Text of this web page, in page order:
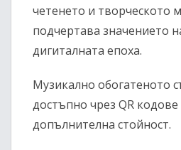
четенето и творческото
подчертава значението
дигиталната епоха.
Музикално обогатеното
достъпно чрез QR
допълнителна стойност.